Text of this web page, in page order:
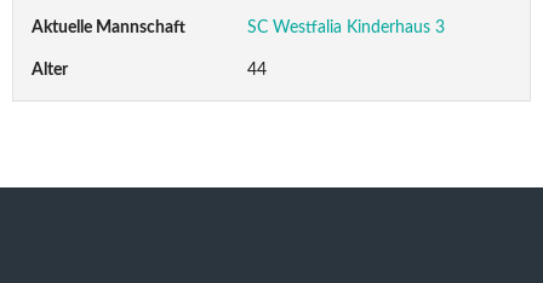
Aktuelle Mannschaft SC Westfalia Kinderhaus 3
Alter 44